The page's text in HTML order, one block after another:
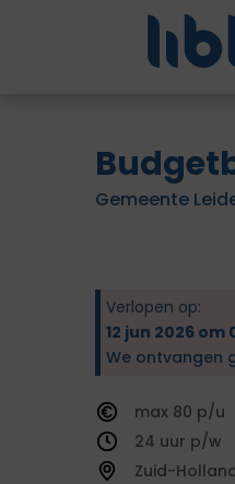
Gemeente
Verlopen op:
12 jun 2026 om
We ontvangen
80
24
Zuid-